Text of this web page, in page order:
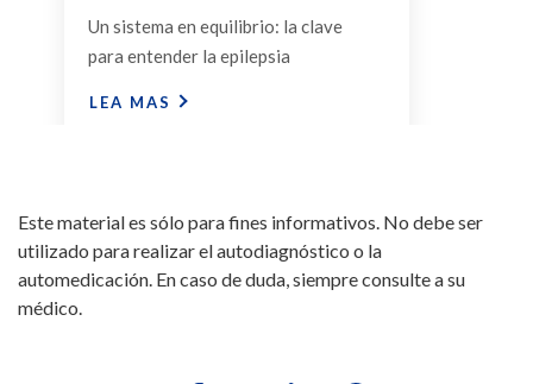
Un sistema en equilibrio: la clave
para entender la epilepsia
LEA MAS
Este material es sólo para fines informativos. No debe ser
utilizado para realizar el autodiagnóstico o la
automedicación. En caso de duda, siempre consulte a su
médico.